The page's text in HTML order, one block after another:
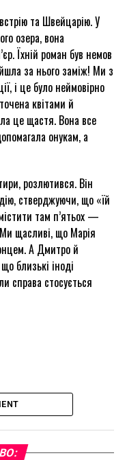
та Швейцарію. У
озера, вона
Їхній роман був немов
за нього заміж! Ми з
і це було неймовірно
квітами й
це щастя. Вона все
онукам, а
розлютився. Він
стверджуючи, що «їй
там п’ятьох —
щасливі, що Марія
А Дмитро й
близькі іноді
справа стосується